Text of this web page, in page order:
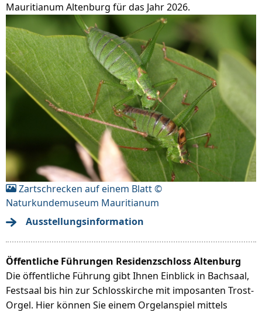
Mauritianum Altenburg für das Jahr 2026.
Zartschrecken auf einem Blatt ©
Naturkundemuseum Mauritianum
Ausstellungsinformation
Öffentliche Führungen Residenzschloss Altenburg
Die öffentliche Führung gibt Ihnen Einblick in Bachsaal,
Festsaal bis hin zur Schlosskirche mit imposanten Trost-
Orgel. Hier können Sie einem Orgelanspiel mittels